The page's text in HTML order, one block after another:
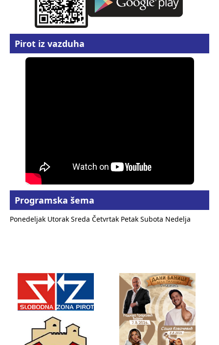
Pirot iz vazduha
Programska šema
Ponedeljak Utorak Sreda Četvrtak Petak Subota Nedelja